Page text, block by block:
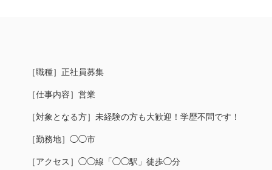
［職種］正社員募集
［仕事内容］ 営業
［対象となる方］ 未経験の方も大歓迎！学歴不問です！
［勤務地］ ◯◯市
［アクセス］◯◯線「 ◯◯駅 」徒歩◯分